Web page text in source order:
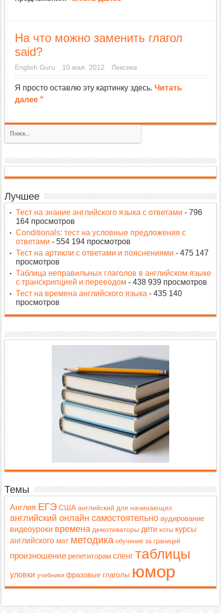
На что можно заменить глагол
said?
English Guru 10 мая. 2012 Лексика
Я просто оставлю эту картинку здесь. Читать
далее "
Лучшее
Тест на знание английского языка с ответами - 796
164 просмотров
Conditionals: тест на условные предложения с
ответами - 554 194 просмотров
Тест на артикли с ответами и пояснениями - 475 147
просмотров
Таблица неправильных глаголов в английском языке
с транскрипцией и переводом - 438 939 просмотров
Тест на времена английского языка - 435 140
просмотров
Темы
Англия ЕГЭ США английский для начинающих
английский онлайн самостоятельно аудирование
видеоуроки времена демотиваторы дети коты курсы
английского мат методика обучение за границей
произношение репетиторам сленг таблицы
уловки учебники фразовые глаголы юмор